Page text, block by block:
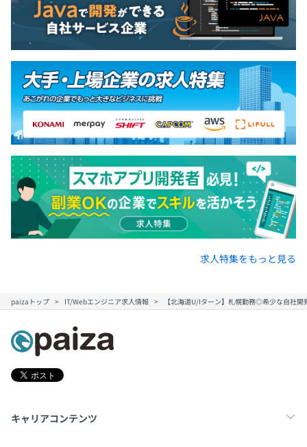
求人特集をもっと見る
paizaトップ IT/Webエンジニア求人情報 【北海道U/Iターン】札幌勤務◎希少な自社
キャリアコンテンツ